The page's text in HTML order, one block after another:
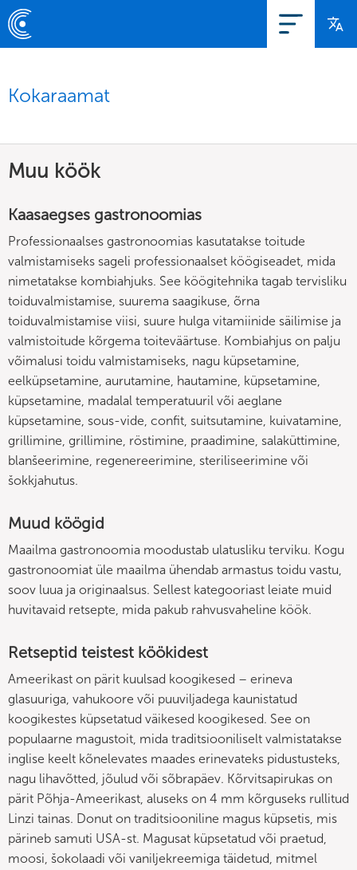
Kokaraamat
Muu köök
Kaasaegses gastronoomias
Professionaalses gastronoomias kasutatakse toitude
valmistamiseks sageli professionaalset köögiseadet, mida
nimetatakse kombiahjuks. See köögitehnika tagab tervisliku
toiduvalmistamise, suurema saagikuse, õrna
toiduvalmistamise viisi, suure hulga vitamiinide säilimise ja
valmistoitude kõrgema toiteväärtuse. Kombiahjus on palju
võimalusi toidu valmistamiseks, nagu küpsetamine,
eelküpsetamine, aurutamine, hautamine, küpsetamine,
küpsetamine, madalal temperatuuril või aeglane
küpsetamine, sous-vide, confit, suitsutamine, kuivatamine,
grillimine, grillimine, röstimine, praadimine, salaküttimine,
blanšeerimine, regenereerimine, steriliseerimine või
šokkjahutus.
Muud köögid
Maailma gastronoomia moodustab ulatusliku terviku. Kogu
gastronoomiat üle maailma ühendab armastus toidu vastu,
soov luua ja originaalsus. Sellest kategooriast leiate muid
huvitavaid retsepte, mida pakub rahvusvaheline köök.
Retseptid teistest köökidest
Ameerikast on pärit kuulsad koogikesed – erineva
glasuuriga, vahukoore või puuviljadega kaunistatud
koogikestes küpsetatud väikesed koogikesed. See on
populaarne magustoit, mida traditsiooniliselt valmistatakse
inglise keelt kõnelevates maades erinevateks pidustusteks,
nagu lihavõtted, jõulud või sõbrapäev. Kõrvitsapirukas on
pärit Põhja-Ameerikast, aluseks on 4 mm kõrguseks rullitud
Linzi tainas. Donut on traditsiooniline magus küpsetis, mis
pärineb samuti USA-st. Magusat küpsetatud või praetud,
moosi, šokolaadi või vaniljekreemiga täidetud, mitmel